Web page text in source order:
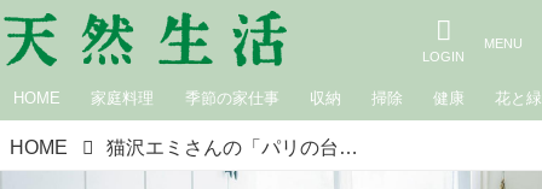
HOME 家庭料理 季節の家仕事 収納 掃除 健康 花と緑
HOME 猫沢エミさんの「パリの台所」を公開！ 日々の献立を支える、台所の“扉の中身”／暮らしを育てる台所